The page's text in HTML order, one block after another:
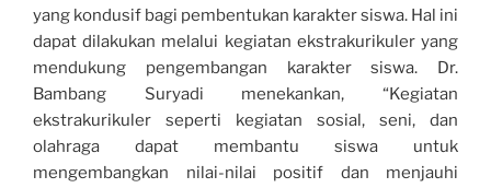
yang kondusif bagi pembentukan karakter siswa. Hal ini
dapat dilakukan melalui kegiatan ekstrakurikuler yang
mendukung pengembangan karakter siswa. Dr.
Bambang Suryadi menekankan, “Kegiatan
ekstrakurikuler seperti kegiatan sosial, seni, dan
olahraga dapat membantu siswa untuk
mengembangkan nilai-nilai positif dan menjauhi